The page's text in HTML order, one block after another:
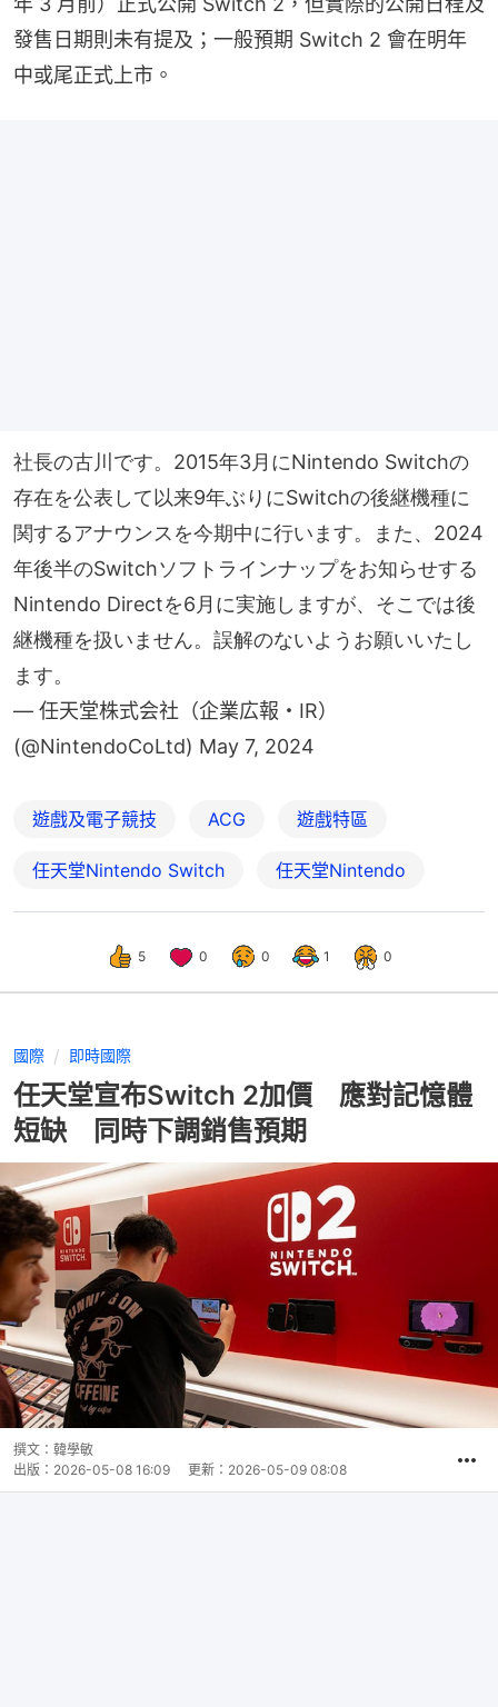
發售日期則未有提及；一般預期 Switch 2 會在明年
中或尾正式上市。
社長の古川です。2015年3月にNintendo Switchの
存在を公表して以来9年ぶりにSwitchの後継機種に
関するアナウンスを今期中に行います。また、2024
年後半のSwitchソフトラインナップをお知らせする
Nintendo Directを6月に実施しますが、そこでは後
継機種を扱いません。誤解のないようお願いいたし
ます。
— 任天堂株式会社（企業広報・IR）
(@NintendoCoLtd) May 7, 2024
遊戲及電子競技 ACG 遊戲特區
任天堂Nintendo Switch 任天堂Nintendo
5 0 0 1 0
國際 即時國際
任天堂宣布Switch 2加價 應對記憶體
短缺 同時下調銷售預期
撰文： 韓學敏
出版： 2026-05-08 16:09 更新： 2026-05-09 08:08